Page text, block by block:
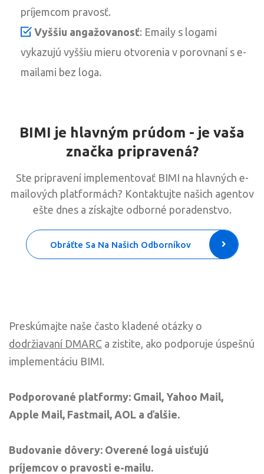
príjemcom pravosť.
Vyššiu angažovanosť: Emaily s logami
vykazujú vyššiu mieru otvorenia v porovnaní s e-
mailami bez loga.
BIMI je hlavným prúdom - je vaša
značka pripravená?
Ste pripravení implementovať BIMI na hlavných e-
mailových platformách? Kontaktujte našich agentov
ešte dnes a získajte odborné poradenstvo.
Obráťte Sa Na Našich Odborníkov
Preskúmajte naše často kladené otázky o
dodržiavaní DMARC a zistite, ako podporuje úspešnú
implementáciu BIMI.
Podporované platformy: Gmail, Yahoo Mail,
Apple Mail, Fastmail, AOL a ďalšie.
Budovanie dôvery: Overené logá uisťujú
príjemcov o pravosti e-mailu.